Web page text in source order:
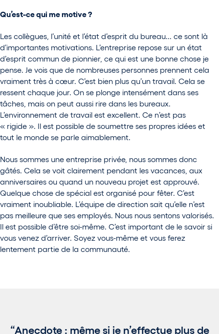
Qu’est-ce qui me motive?
Les collègues, l’unité et l’état d’esprit du bureau... ce sont là
d’importantes motivations. L’entreprise repose sur un état
d’esprit commun de pionnier, ce qui est une bonne chose je
pense. Je vois que de nombreuses personnes prennent cela
vraiment très à cœur. C’est bien plus qu’un travail. Cela se
ressent chaque jour. On se plonge intensément dans ses
tâches, mais on peut aussi rire dans les bureaux.
L’environnement de travail est excellent. Ce n’est pas
« rigide ». Il est possible de soumettre ses propres idées et
tout le monde se parle aimablement.
Nous sommes une entreprise privée, nous sommes donc
gâtés. Cela se voit clairement pendant les vacances, aux
anniversaires ou quand un nouveau projet est approuvé.
Quelque chose de spécial est organisé pour fêter. C’est
vraiment inoubliable. L’équipe de direction sait qu’elle n’est
pas meilleure que ses employés. Nous nous sentons valorisés.
Il est possible d’être soi-même. C’est important de le savoir si
vous venez d’arriver. Soyez vous-même et vous ferez
lentement partie de la communauté.
Anecdote : même si je n’effectue plus de